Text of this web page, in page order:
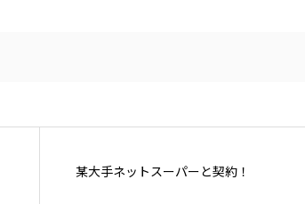
某大手ネットスーパーと契約！